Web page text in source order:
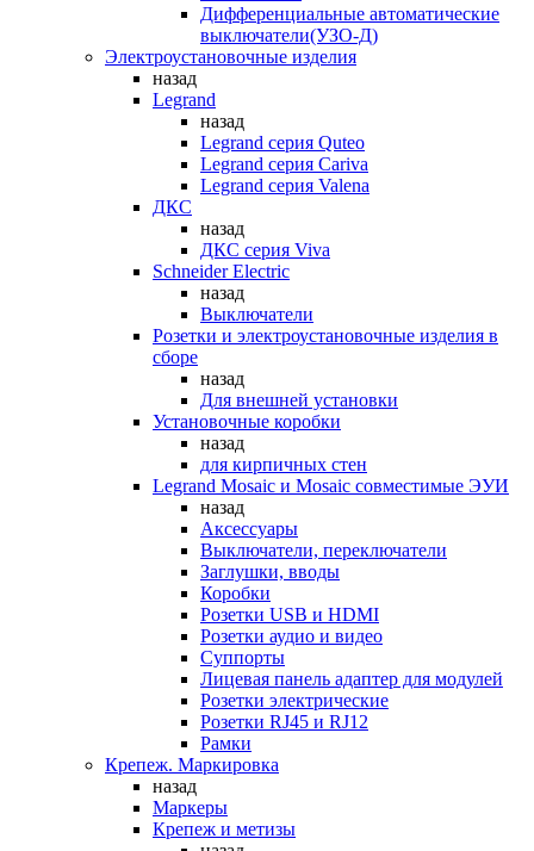
Дифференциальные автоматические
выключатели(УЗО-Д)
Электроустановочные изделия
назад
Legrand
назад
Legrand серия Quteo
Legrand серия Cariva
Legrand серия Valena
ДКС
назад
ДКС серия Viva
Schneider Electric
назад
Выключатели
Розетки и электроустановочные изделия в
сборе
назад
Для внешней установки
Установочные коробки
назад
для кирпичных стен
Legrand Mosaic и Mosaic совместимые ЭУИ
назад
Аксессуары
Выключатели, переключатели
Заглушки, вводы
Коробки
Розетки USB и HDMI
Розетки аудио и видео
Суппорты
Лицевая панель адаптер для модулей
Розетки электрические
Розетки RJ45 и RJ12
Рамки
Крепеж. Маркировка
назад
Маркеры
Крепеж и метизы